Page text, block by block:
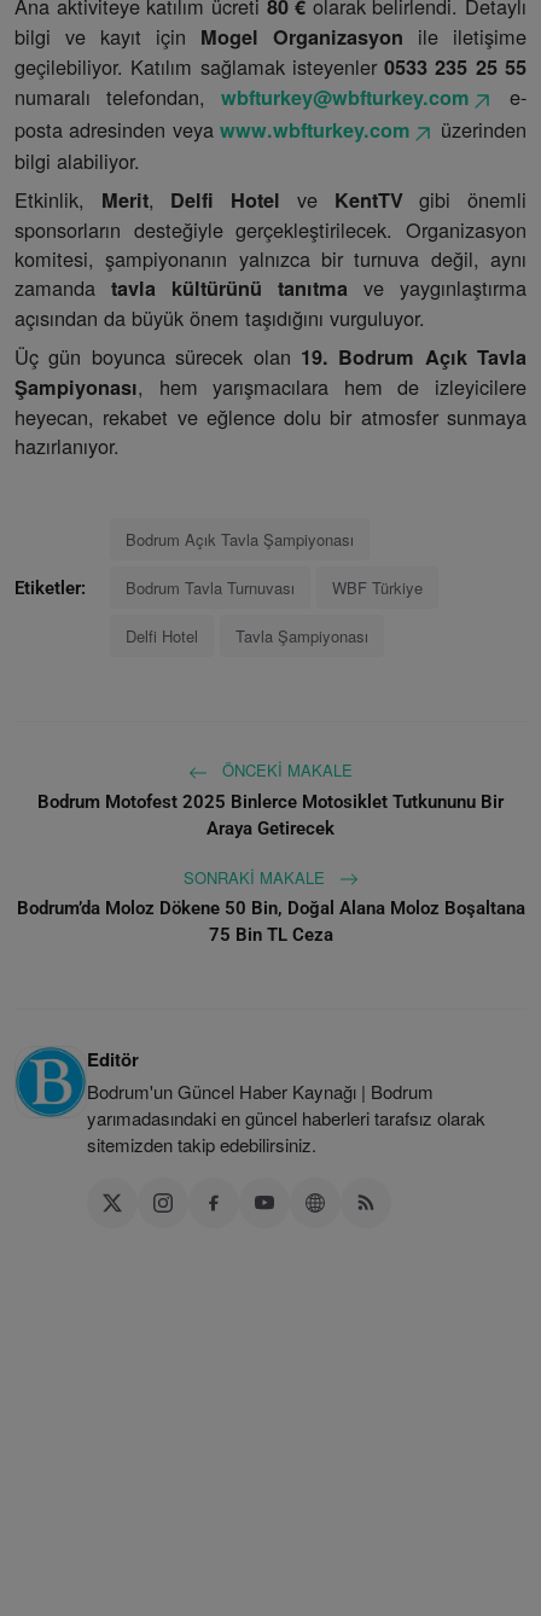
Ana aktiviteye katılım ücreti 80 € olarak belirlendi. Detaylı
bilgi ve kayıt için Mogel Organizasyon ile iletişime
geçilebiliyor. Katılım sağlamak isteyenler0533 235 25 55
numaralı telefondan, wbfturkey@wbfturkey.com
e-
posta adresinden veya www.wbfturkey.com
üzerinden
bilgi alabiliyor.
Etkinlik, Merit, Delfi Hotel ve KentTVgibi önemli
sponsorların desteğiyle gerçekleştirilecek. Organizasyon
komitesi, şampiyonanın yalnızca bir turnuva değil, aynı
zamanda tavla kültürünü tanıtma ve yaygınlaştırma
açısından da büyük önem taşıdığını vurguluyor.
Üç gün boyunca sürecek olan 19. Bodrum Açık Tavla
Şampiyonası, hem yarışmacılara hem de izleyicilere
heyecan, rekabet ve eğlence dolu bir atmosfer sunmaya
hazırlanıyor.
Etiketler:
Bodrum Açık Tavla Şampiyonası
Bodrum Tavla Turnuvası WBF Türkiye
Delfi Hotel Tavla Şampiyonası
ÖNCEKI MAKALE
Bodrum Motofest 2025 Binlerce Motosiklet Tutkununu Bir
Araya Getirecek
SONRAKI MAKALE
Bodrum’da Moloz Dökene 50 Bin, Doğal Alana Moloz Boşaltana
75 Bin TL Ceza
Editör
Bodrum'un Güncel Haber Kaynağı | Bodrum
yarımadasındaki en güncel haberleri tarafsız olarak
sitemizden takip edebilirsiniz.